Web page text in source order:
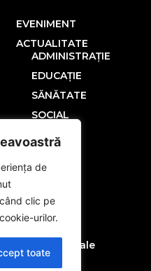
de
clic pe
urilor.
toate
EVENIMENT
ACTUALITATE
ADMINISTRAȚIE
EDUCAȚIE
SĂNĂTATE
SOCIAL
POLITICĂ
SPORT
NAȚIONAL
Advertoriale
Anunturi